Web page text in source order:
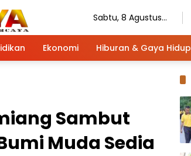
Sabtu, 8 Agustus
Ekonomi Hiburan & Gaya Hidup
Sambut
Muda Sedia